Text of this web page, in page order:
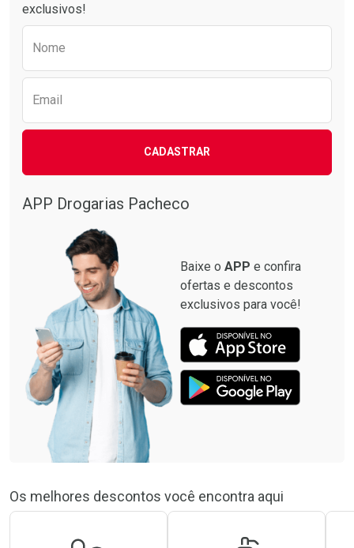
exclusivos!
Nome
Email
CADASTRAR
APP Drogarias Pacheco
Baixe o APP e confira
ofertas e descontos
exclusivos para você!
Os melhores descontos você encontra aqui